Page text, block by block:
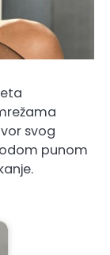
svog
punom